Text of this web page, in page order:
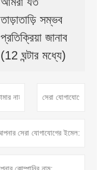
তাড়াতাড়ি সম্ভব
প্রতিক্রিয়া জানাব
(12 ঘন্টার মধ্যে)